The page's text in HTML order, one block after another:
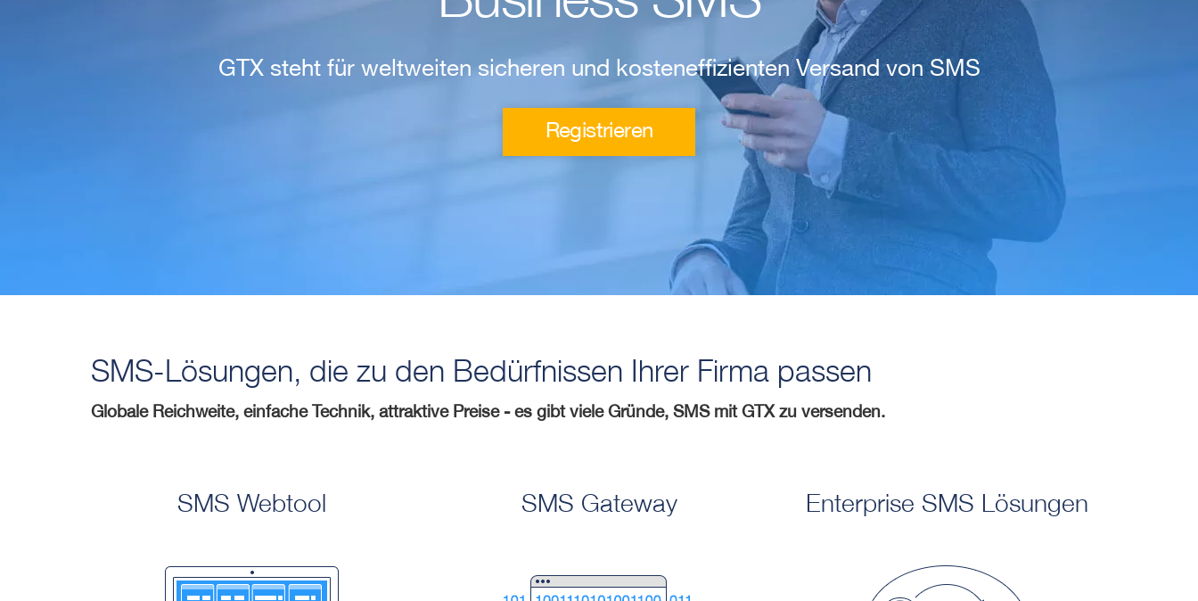
GTX steht für weltweiten sicheren und kosteneffizienten Versand von SMS
Registrieren
SMS-Lösungen, die zu den Bedürfnissen Ihrer Firma passen
Globale Reichweite, einfache Technik, attraktive Preise - es gibt viele Gründe, SMS mit GTX zu versenden.
SMS Webtool SMS Gateway Enterprise SMS Lösungen